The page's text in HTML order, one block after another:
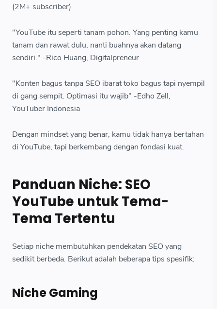
(2M+ subscriber)
"YouTube itu seperti tanam pohon. Yang penting kamu
tanam dan rawat dulu, nanti buahnya akan datang
sendiri." -Rico Huang, Digitalpreneur
"Konten bagus tanpa SEO ibarat toko bagus tapi nyempil
di gang sempit. Optimasi itu wajib" -Edho Zell,
YouTuber Indonesia
Dengan mindset yang benar, kamu tidak hanya bertahan
di YouTube, tapi berkembang dengan fondasi kuat.
Panduan Niche: SEO
YouTube untuk Tema-
Tema Tertentu
Setiap niche membutuhkan pendekatan SEO yang
sedikit berbeda. Berikut adalah beberapa tips spesifik:
Niche Gaming